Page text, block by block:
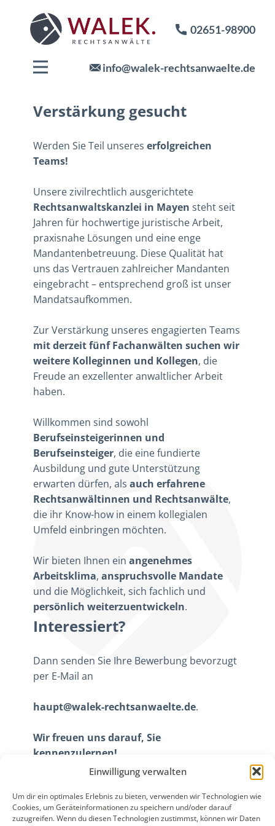
Einwilligung verwalten
Um dir ein optimales Erlebnis zu bieten, verwenden wir Technologien wie
Cookies, um Geräteinformationen zu speichern und/oder darauf
zuzugreifen. Wenn du diesen Technologien zustimmst, können wir Daten
02651-98900
info@walek-rechtsanwaelte.de
Verstärkung gesucht
Werden Sie Teil unseres erfolgreichen
Teams!
Unsere zivilrechtlich ausgerichtete
Rechtsanwaltskanzlei in Mayen steht seit
Jahren für hochwertige juristische Arbeit,
praxisnahe Lösungen und eine enge
Mandantenbetreuung. Diese Qualität hat
uns das Vertrauen zahlreicher Mandanten
eingebracht – entsprechend groß ist unser
Mandatsaufkommen.
Zur Verstärkung unseres engagierten Teams
mit derzeit fünf Fachanwälten suchen wir
weitere Kolleginnen und Kollegen, die
Freude an exzellenter anwaltlicher Arbeit
haben.
Willkommen sind sowohl
Berufseinsteigerinnen und
Berufseinsteiger, die eine fundierte
Ausbildung und gute Unterstützung
erwarten dürfen, als auch erfahrene
Rechtsanwältinnen und Rechtsanwälte,
die ihr Know-how in einem kollegialen
Umfeld einbringen möchten.
Wir bieten Ihnen ein angenehmes
Arbeitsklima, anspruchsvolle Mandate
und die Möglichkeit, sich fachlich und
persönlich weiterzuentwickeln.
Interessiert?
Dann senden Sie Ihre Bewerbung bevorzugt
per E-Mail an
haupt@walek-rechtsanwaelte.de.
Wir freuen uns darauf, Sie
kennenzulernen!
WALEK RECHTSANWÄLT​​E
Bachstraße 13